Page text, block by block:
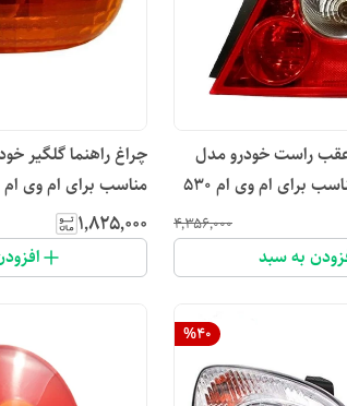
خطر کد ۲۳عقب راست خودرو مدل
۴٬۳۵۶٬۰۰۰
به سبد
مناسب برای ام وی ام 110
۱٬۸۲۵٬۰۰۰
%40